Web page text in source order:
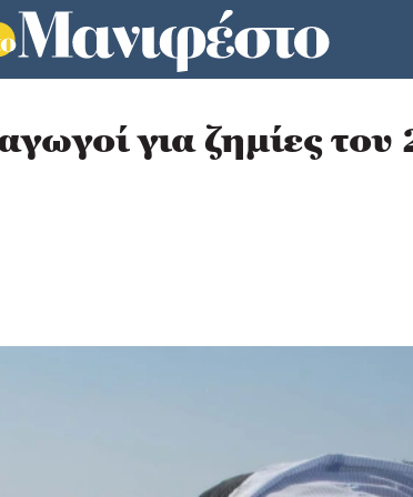
για ζημίες του